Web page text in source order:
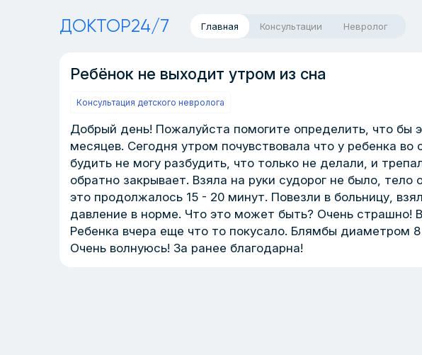
ДОКТОР24/7 Главная Консультации Невролог
Ребёнок не выходит утром из сна
Консультация детского невролога
Добрый день! Пожалуйста помогите определить, что бы
месяцев. Сегодня утром почувствовала что у ребенка во
будить не могу разбудить, что только не делали, и
обратно закрывает. Взяла на руки судорог не было,
это продолжалось 15 - 20 минут. Повезли в больницу,
давление в норме. Что это может быть? Очень страшно!
Ребенка вчера еще что то покусало. Блямбы диаметром
Очень волнуюсь! За ранее благодарна!